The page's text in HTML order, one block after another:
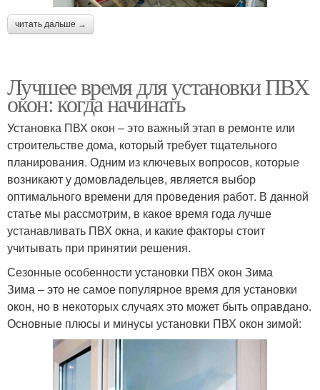
читать дальше →
Лучшее время для установки ПВХ
окон: когда начинать
Установка ПВХ окон – это важный этап в ремонте или
строительстве дома, который требует тщательного
планирования. Одним из ключевых вопросов, которые
возникают у домовладельцев, является выбор
оптимального времени для проведения работ. В данной
статье мы рассмотрим, в какое время года лучше
устанавливать ПВХ окна, и какие факторы стоит
учитывать при принятии решения.
Сезонные особенности установки ПВХ окон Зима
Зима – это не самое популярное время для установки
окон, но в некоторых случаях это может быть оправдано.
Основные плюсы и минусы установки ПВХ окон зимой: